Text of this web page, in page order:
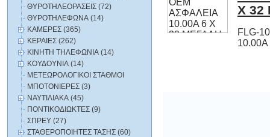
ΘΥΡΟΤΗΛΕΟΡΑΣΕΙΣ (72)
ΘΥΡΟΤΗΛΕΦΩΝΑ (14)
ΚΑΜΕΡΕΣ (365)
ΚΕΡΑΙΕΣ (262)
ΚΙΝΗΤΗ ΤΗΛΕΦΩΝΙΑ (14)
ΚΟΥΔΟΥΝΙΑ (14)
ΜΕΤΕΩΡΟΛΟΓΙΚΟΙ ΣΤΑΘΜΟΙ
ΜΠΟΤΟΝΙΕΡΕΣ (3)
ΝΑΥΤΙΛΙΑΚΑ (45)
ΠΟΝΤΙΚΟΔΙΩΚΤΕΣ (9)
ΣΠΡΕΥ (27)
ΣΤΑΘΕΡΟΠΟΙΗΤΕΣ ΤΑΣΗΣ (60)
Χ 32
FLG-